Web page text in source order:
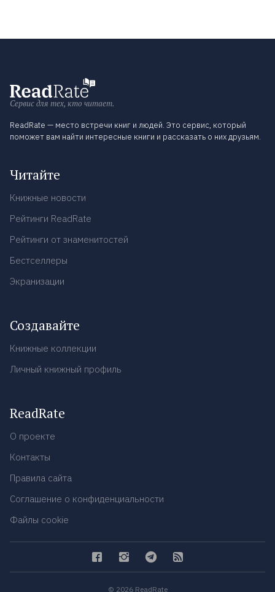
Сервис для тех, кто читает.
ReadRate — место встречи книг и людей. Это сервис, который
поможет вам найти интересные книги и рассказать о них друзьям.
Читайте
Книжные новости
Рейтинги ReadRate
Рейтинги от знаменитостей
Бестселлеры
Экранизации
Создавайте
Книжные коллекции
Личный книжный профиль
ReadRate
О проекте
Контакты
Правила сайта
Соглашение о конфиденциальности
Файлы cookie
© 2026 ReadRate